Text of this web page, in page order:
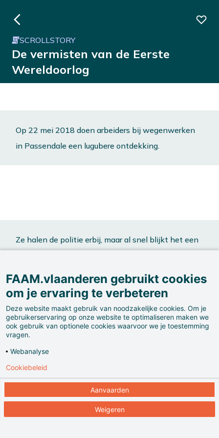
SCROLLSTORY
De vermisten van de Eerste
Wereldoorlog
Op 22 mei 2018 doen arbeiders bij wegenwerken
in Passendale een lugubere ontdekking.
Ze halen de politie erbij, maar al snel blijkt het een
Op 3 juli en 7 september vinden de wegenwerkers
nogmaals botresten. Opnieuw soldaten.
FAAM.vlaanderen gebruikt cookies
om je ervaring te verbeteren
Deze website maakt gebruik van noodzakelijke cookies. Om je
gebruikerservaring op onze website te optimaliseren maken we
ook gebruik van optionele cookies waarvoor we je toestemming
vragen.
Webanalyse
Aanvaarden
Weigeren
Cookiebeleid